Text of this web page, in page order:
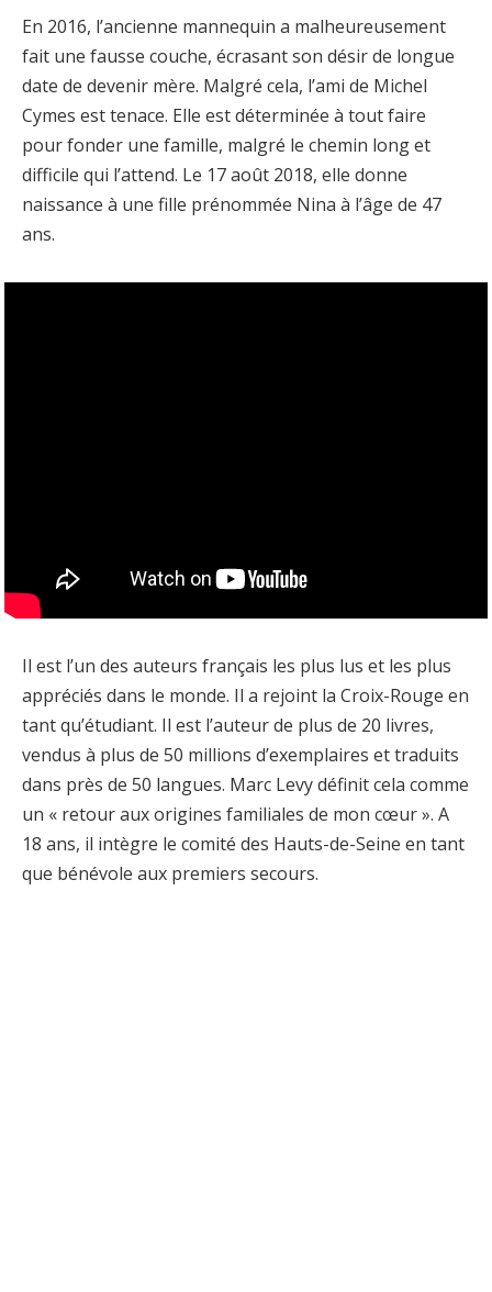
En 2016, l’ancienne mannequin a malheureusement
fait une fausse couche, écrasant son désir de longue
date de devenir mère. Malgré cela, l’ami de Michel
Cymes est tenace. Elle est déterminée à tout faire
pour fonder une famille, malgré le chemin long et
difficile qui l’attend. Le 17 août 2018, elle donne
naissance à une fille prénommée Nina à l’âge de 47
ans.
Il est l’un des auteurs français les plus lus et les plus
appréciés dans le monde. Il a rejoint la Croix-Rouge en
tant qu’étudiant. Il est l’auteur de plus de 20 livres,
vendus à plus de 50 millions d’exemplaires et traduits
dans près de 50 langues. Marc Levy définit cela comme
un « retour aux origines familiales de mon cœur ». A
18 ans, il intègre le comité des Hauts-de-Seine en tant
que bénévole aux premiers secours.